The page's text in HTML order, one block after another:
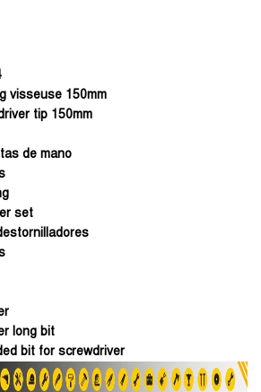
visseuse 150mm
tip 150mm
de mano
set
long bit
bit for screwdriver